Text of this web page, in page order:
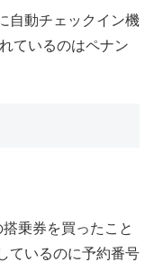
自動チェックイン機
ているのはペナン
乗券を買ったこと
ているのに予約番号